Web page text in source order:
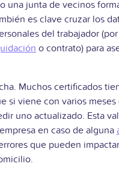
una junta de vecinos
es clave cruzar los
del trabajador
o contrato) para
Muchos certificados
si viene con varios
uno actualizado. Esta
en caso de alguna
que pueden